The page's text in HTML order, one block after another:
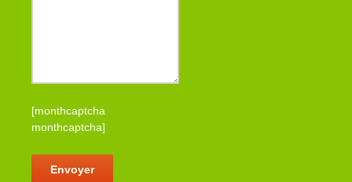
[monthcaptcha
monthcaptcha]